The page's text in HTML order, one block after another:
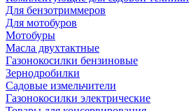
Для бензотриммеров
Для мотобуров
Мотобуры
Масла двухтактные
Газонокосилки бензиновые
Зернодробилки
Садовые измельчители
Газонокосилки электрические